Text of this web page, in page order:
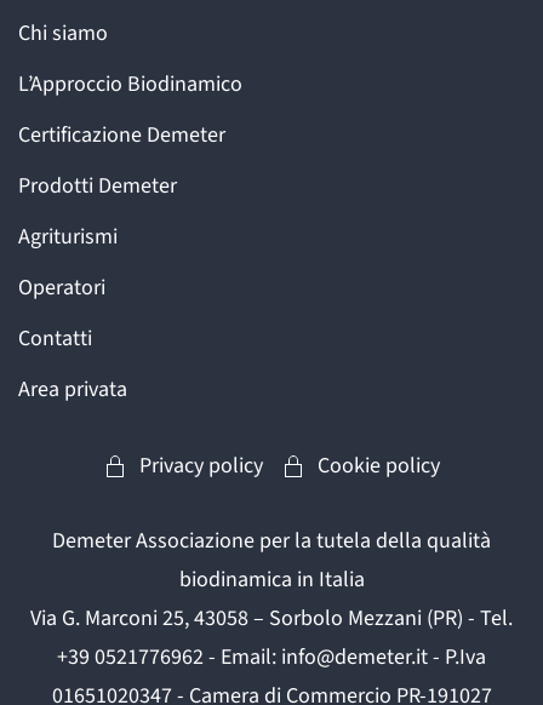
Chi siamo
L’Approccio Biodinamico
Certificazione Demeter
Prodotti Demeter
Agriturismi
Operatori
Contatti
Area privata
Privacy policy Cookie policy
Demeter Associazione per la tutela della qualità
biodinamica in Italia
Via G. Marconi 25, 43058 – Sorbolo Mezzani (PR) - Tel.
+39 0521776962 - Email: info@demeter.it - P.Iva
01651020347 - Camera di Commercio PR-191027